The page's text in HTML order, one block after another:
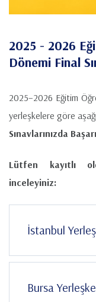
2025 - 2026
Dönemi Final
2025–2026 Eğitim
yerleşkelere göre
Sınavlarınızda
Lütfen kayıtlı
inceleyiniz:
İstanbul
Bursa